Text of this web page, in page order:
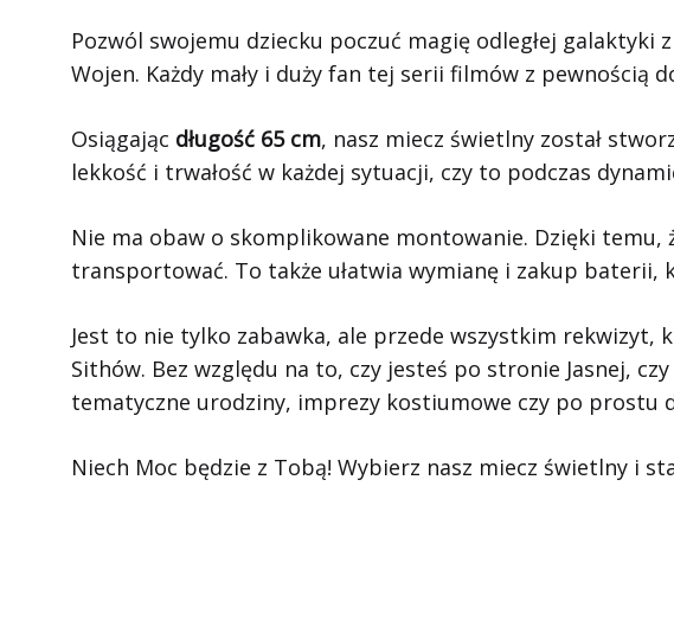
Pozwól swojemu dziecku poczuć magię odległej galaktyki
Wojen. Każdy mały i duży fan tej serii filmów z
Osiągając długość 65 cm, nasz miecz świetlny został
lekkość i trwałość w każdej sytuacji, czy to podczas
Nie ma obaw o skomplikowane montowanie. Dzięki temu,
transportować. To także ułatwia wymianę i zakup baterii,
Jest to nie tylko zabawka, ale przede wszystkim
Sithów. Bez względu na to, czy jesteś po stronie Jasnej,
tematyczne urodziny, imprezy kostiumowe czy po prostu
Niech Moc będzie z Tobą! Wybierz nasz miecz świetlny i